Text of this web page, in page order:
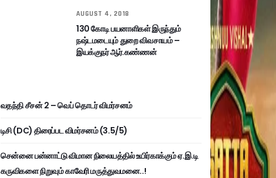
AUGUST 4, 2018
130 கோடி பயனாளிகள் இருந்தும்
நஷ்டமடையும் துறை விவசாயம் –
இயக்குநர் ஆர்.கண்ணன்
வதந்தி சீசன் 2 – வெப் தொடர் விமர்சனம்
டிசி (DC) திரைப்பட விமர்சனம் (3.5/5)
சென்னை பன்னாட்டு விமான நிலையத்தில் உயிர்காக்கும் ஏ.இ.டி
கருவிகளை நிறுவும் காவேரி மருத்துவமனை..!